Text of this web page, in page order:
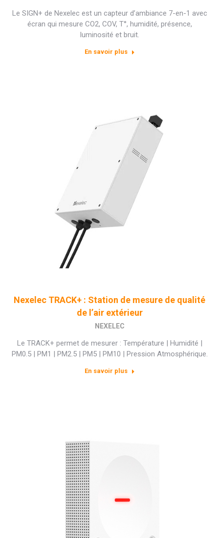
Le SIGN+ de Nexelec est un capteur d’ambiance 7-en-1 avec
écran qui mesure CO2, COV, T°, humidité, présence,
luminosité et bruit.
En savoir plus
Nexelec TRACK+ : Station de mesure de qualité
de l’air extérieur
NEXELEC
Le TRACK+ permet de mesurer : Température | Humidité |
PM0.5 | PM1 | PM2.5 | PM5 | PM10 | Pression Atmosphérique.
En savoir plus